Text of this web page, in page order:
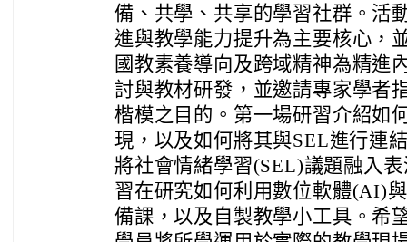
備、共學、共享的學習社群。活
進與教學能力提升為主要核心，
國教素養導向及跨域精神為精進
討與教材研發，並邀請專家學者
楷模之目的。第一場研習介紹如
現，以及如何將其與SEL進行連
將社會情緒學習(SEL)議題融入
習在研究如何利用數位軟體(AI)
備課，以及自製教學小工具。希